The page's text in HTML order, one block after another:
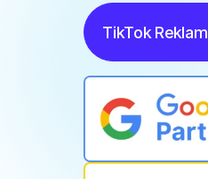
TikTok Reklam